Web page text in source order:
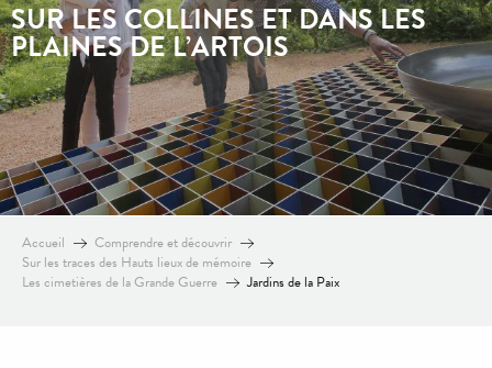
SUR LES COLLINES ET DANS LES
PLAINES DE L’ARTOIS
Accueil
Comprendre et découvrir
Sur les traces des Hauts lieux de mémoire
Les cimetières de la Grande Guerre
Jardins de la Paix